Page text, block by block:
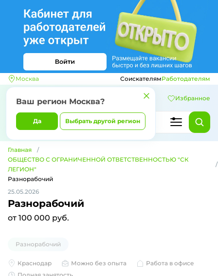
Москва
Ваш регион Москва?
Да Выбрать другой регион
СоискателямРаботодателям
Избранное
Главная
ОБЩЕСТВО С ОГРАНИЧЕННОЙ ОТВЕТСТВЕННОСТЬЮ "СК
ЛЕГИОН"
Разнорабочий
25.05.2026
Разнорабочий
от 100 000 руб.
Разнорабочий
Краснодар Можно без опыта
Работа в офисе